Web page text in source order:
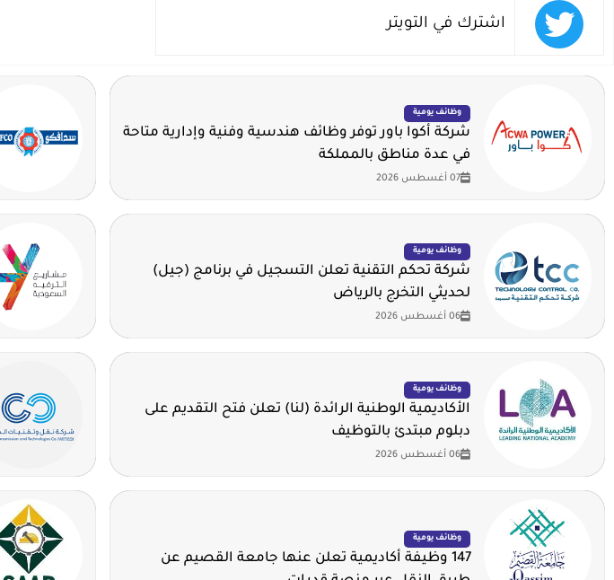
اشترك في التويتر
وظائف يومية
شركة أكوا باور توفر وظائف هندسية وفنية وإدارية متاحة
في عدة مناطق بالمملكة
07 أغسطس 2026
وظائف يومية
شركة تحكم التقنية تعلن التسجيل في برنامج (جيل)
لحديثي التخرج بالرياض
06 أغسطس 2026
وظائف يومية
الأكاديمية الوطنية الرائدة (لنا) تعلن فتح التقديم على
دبلوم مبتدئ بالتوظيف
06 أغسطس 2026
وظائف يومية
147 وظيفة أكاديمية تعلن عنها جامعة القصيم عن